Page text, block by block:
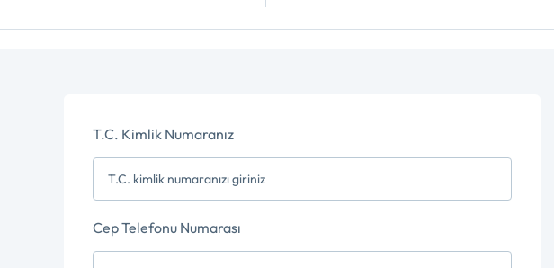
T.C. Kimlik Numaranız
Cep Telefonu Numarası